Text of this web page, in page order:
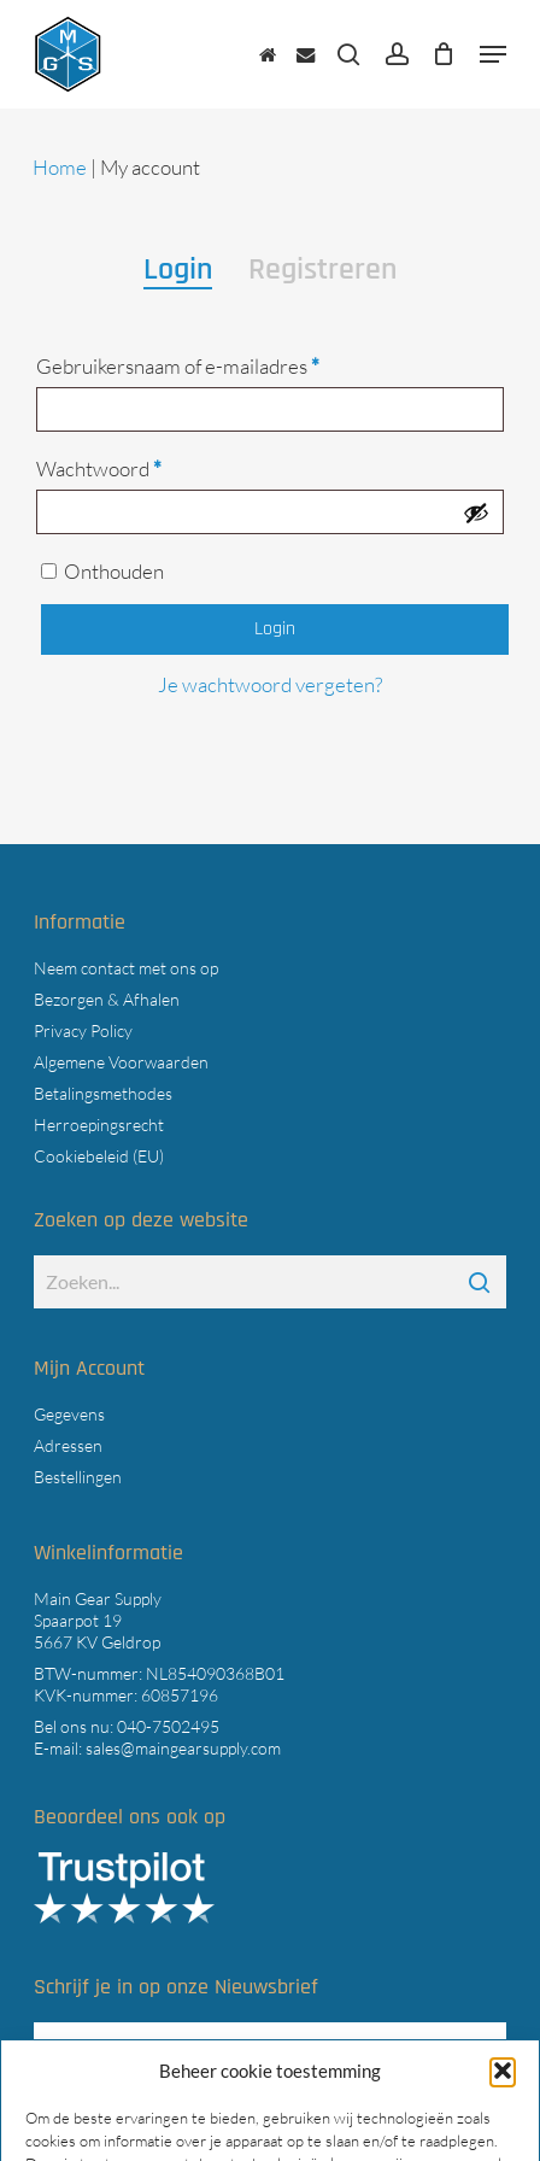
Beheer cookie toestemming
Om de beste ervaringen te bieden, gebruiken wij technologieën zoals
cookies om informatie over je apparaat op te slaan en/of te raadplegen.
content
zoekenaccount Menu
Home | My account
Login Registreren
Gebruikersnaam of e-mailadres*Vereist
Wachtwoord *Vereist
Onthouden
Login
Je wachtwoord vergeten?
Informatie
Neem contact met ons op
Bezorgen & Afhalen
Privacy Policy
Algemene Voorwaarden
Betalingsmethodes
Herroepingsrecht
Cookiebeleid (EU)
Zoeken op deze website
Mijn Account
Gegevens
Adressen
Bestellingen
Winkelinformatie
Main Gear Supply
Spaarpot 19
5667 KV Geldrop
BTW-nummer: NL854090368B01
KVK-nummer: 60857196
Bel ons nu:040-7502495
E-mail:sales@maingearsupply.com
Beoordeel ons ook op
Schrijf je in op onze Nieuwsbrief